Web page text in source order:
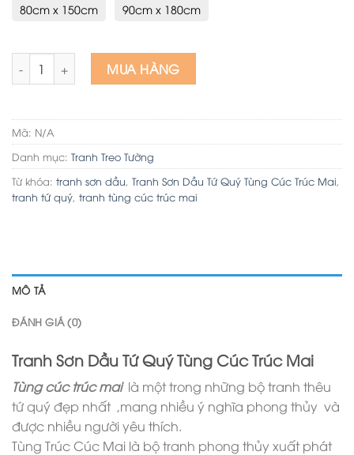
80cm x 150cm 90cm x 180cm
Tranh Sơn Dầu Tứ Quý Tùng Cúc Trúc Mai số lượng
MUA HÀNG
Mã: N/A
Danh mục: Tranh Treo Tường
Từ khóa: tranh sơn dầu, Tranh Sơn Dầu Tứ Quý Tùng Cúc Trúc Mai,
tranh tứ quý, tranh tùng cúc trúc mai
MÔ TẢ
ĐÁNH GIÁ (0)
Tranh Sơn Dầu Tứ Quý Tùng Cúc Trúc Mai
Tùng cúc trúc mai là một trong những bộ tranh thêu
tứ quý đẹp nhất ,mang nhiều ý nghĩa phong thủy và
được nhiều người yêu thích.
Tùng Trúc Cúc Mai là bộ tranh phong thủy xuất phát